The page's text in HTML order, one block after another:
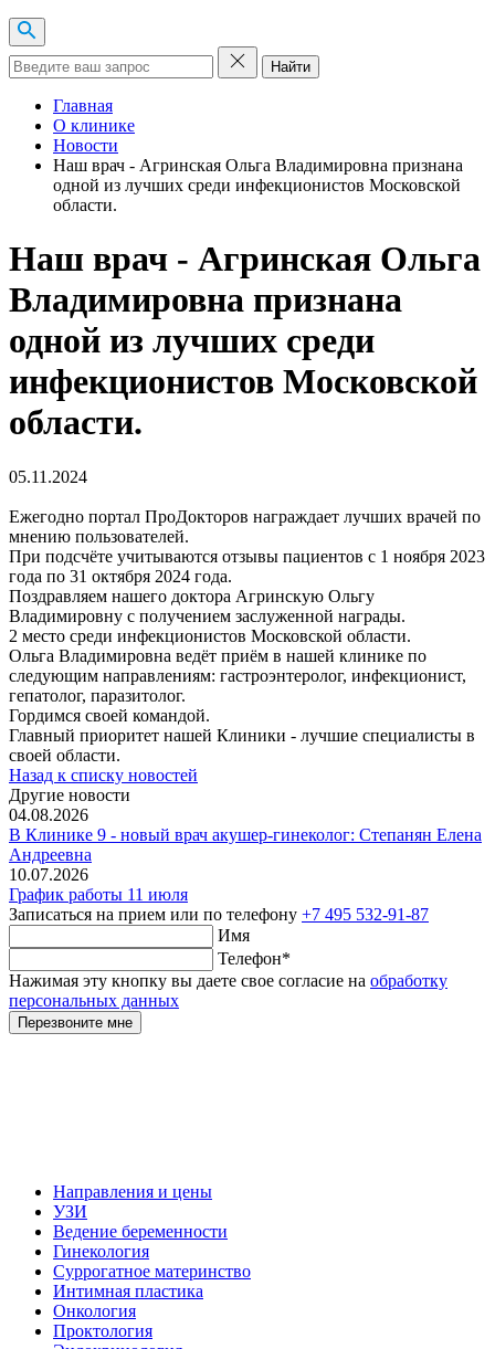
Найти
Главная
О клинике
Новости
Наш врач - Агринская Ольга Владимировна признана
одной из лучших среди инфекционистов Московской
области.
Наш врач - Агринская Ольга
Владимировна признана
одной из лучших среди
инфекционистов Московской
области.
05.11.2024
Ежегодно портал ПроДокторов награждает лучших врачей по
мнению пользователей.
При подсчёте учитываются отзывы пациентов с 1 ноября 2023
года по 31 октября 2024 года.
Поздравляем нашего доктора Агринскую Ольгу
Владимировну с получением заслуженной награды.
2 место среди инфекционистов Московской области.
Ольга Владимировна ведёт приём в нашей клинике по
следующим направлениям: гастроэнтеролог, инфекционист,
гепатолог, паразитолог.
Гордимся своей командой.
Главный приоритет нашей Клиники - лучшие специалисты в
своей области.
Назад к списку новостей
Другие новости
04.08.2026
В Клинике 9 - новый врач акушер-гинеколог: Степанян Елена
Андреевна
10.07.2026
График работы 11 июля
Записаться на прием или по телефону +7 495 532-91-87
Имя
Телефон*
Нажимая эту кнопку вы даете свое согласие на обработку
персональных данных
Перезвоните мне
Направления и цены
УЗИ
Ведение беременности
Гинекология
Суррогатное материнство
Интимная пластика
Онкология
Проктология